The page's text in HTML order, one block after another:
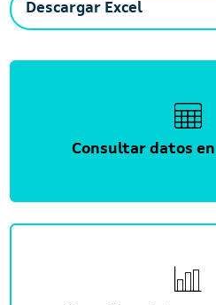
Descargar Excel
Consultar datos